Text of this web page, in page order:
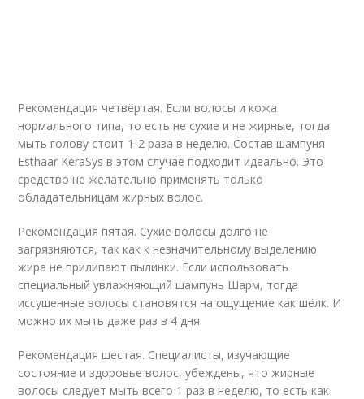
Рекомендация четвёртая. Если волосы и кожа
нормального типа, то есть не сухие и не жирные, тогда
мыть голову стоит 1-2 раза в неделю. Состав шампуня
Esthaar KeraSys в этом случае подходит идеально. Это
средство не желательно применять только
обладательницам жирных волос.
Рекомендация пятая. Сухие волосы долго не
загрязняются, так как к незначительному выделению
жира не прилипают пылинки. Если использовать
специальный увлажняющий шампунь Шарм, тогда
иссушенные волосы становятся на ощущение как шёлк. И
можно их мыть даже раз в 4 дня.
Рекомендация шестая. Специалисты, изучающие
состояние и здоровье волос, убеждены, что жирные
волосы следует мыть всего 1 раз в неделю, то есть как